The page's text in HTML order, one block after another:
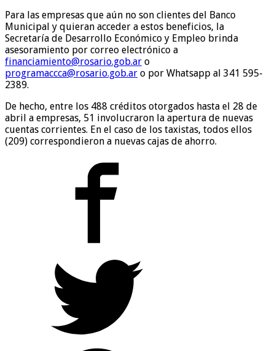
Para las empresas que aún no son clientes del Banco
Municipal y quieran acceder a estos beneficios, la
Secretaría de Desarrollo Económico y Empleo brinda
asesoramiento por correo electrónico a
financiamiento@rosario.gob.ar o
programaccca@rosario.gob.ar o por Whatsapp al 341 595-
2389.
De hecho, entre los 488 créditos otorgados hasta el 28 de
abril a empresas, 51 involucraron la apertura de nuevas
cuentas corrientes. En el caso de los taxistas, todos ellos
(209) correspondieron a nuevas cajas de ahorro.